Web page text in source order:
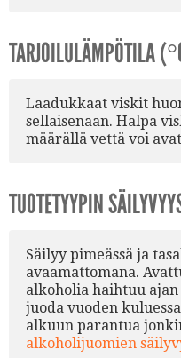
TARJOILULÄMPÖTILA
Laadukkaat viskit
sellaisenaan. Halpa
määrällä vettä voi
TUOTETYYPIN
Säilyy pimeässä ja
avaamattomana.
alkoholia haihtuu
juoda vuoden
alkuun parantua
alkoholijuomien